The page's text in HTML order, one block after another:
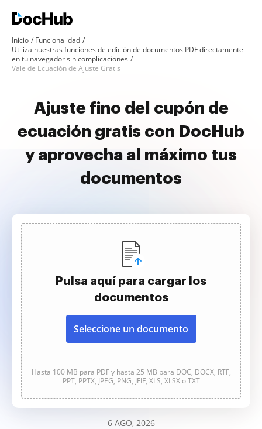
Inicio
Funcionalidad
Utiliza nuestras funciones de edición de documentos PDF directamente
en tu navegador sin complicaciones
Vale de Ecuación de Ajuste Gratis
Ajuste fino del cupón de
ecuación gratis con DocHub
y aprovecha al máximo tus
documentos
Pulsa aquí para cargar los
documentos
Seleccione un documento
Hasta 100 MB para PDF y hasta 25 MB para DOC, DOCX, RTF,
PPT, PPTX, JPEG, PNG, JFIF, XLS, XLSX o TXT
6 AGO, 2026